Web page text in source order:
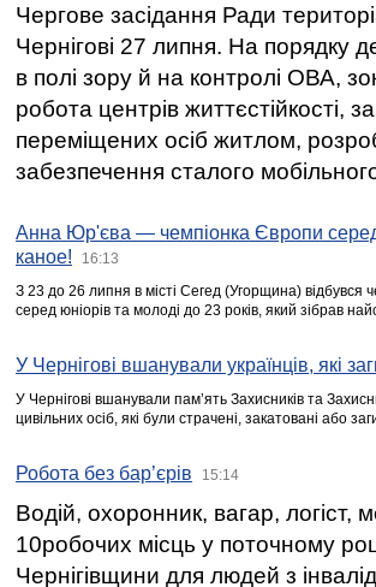
Чергове засідання Ради
Чернігові 27 липня. На порядку
в полі зору й на контролі ОВА,
робота центрів життєстійкості,
переміщених осіб житлом,
забезпечення сталого мобільного
Анна Юр'єва — чемпіонка Європи серед
каное!
16:13
З 23 до 26 липня в місті Сегед (Угорщина) відбувся
серед юніорів та молоді до 23 років, який зібрав
У Чернігові вшанували українців, які
У Чернігові вшанували пам’ять Захисників та
цивільних осіб, які були страчені, закатовані або
Робота без бар’єрів 15:14
Водій, охоронник, вагар,
10робочих місць у поточному
Чернігівщини для людей з